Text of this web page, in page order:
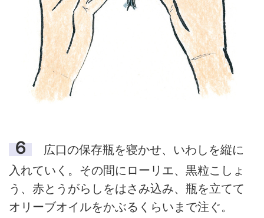
６
広口の保存瓶を寝かせ、いわしを縦に
入れていく。その間にローリエ、黒粒こしょ
う、赤とうがらしをはさみ込み、瓶を立てて
オリーブオイルをかぶるくらいまで注ぐ。